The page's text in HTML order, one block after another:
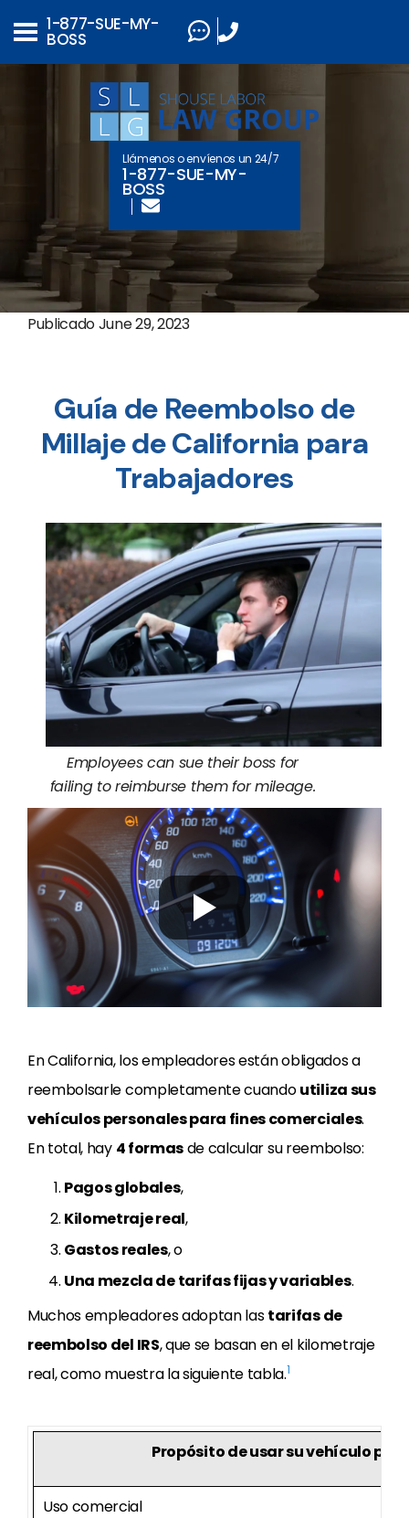
Llámenos o envíenos un 24/7
1-877-SUE-MY-
BOSS
PublicadoJune 29, 2023
Guía de Reembolso de
Millaje de California para
Trabajadores
Employees can sue their boss for
failing to reimburse them for mileage.
En California, los empleadores están obligados a
reembolsarle completamente cuandoutiliza sus
vehículos personales para fines comerciales.
En total, hay 4 formasde calcular su reembolso:
Pagos globales,
Kilometraje real,
Gastos reales, o
Una mezcla de tarifas fijas y variables.
Muchos empleadores adoptan lastarifas de
reembolso del IRS, que se basan en el kilometraje
real, como muestra la siguiente tabla.1
Propósito de usar su vehículo
Uso comercial
1-877-SUE-MY-
BOSS